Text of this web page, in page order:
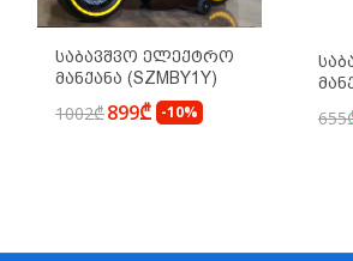
Საბავშვო Ელექტრო
Მანქანა (SZMBY1Y)
1002₾899₾ -10%